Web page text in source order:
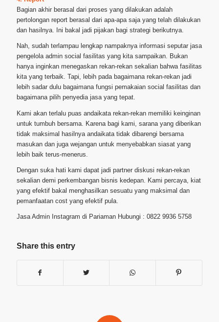
Bagian akhir berasal dari proses yang dilakukan adalah
pertolongan report berasal dari apa-apa saja yang telah dilakukan
dan hasilnya. Ini bakal jadi pijakan bagi strategi berikutnya.
Nah, sudah terlampau lengkap nampaknya informasi seputar jasa
pengelola admin social fasilitas yang kita sampaikan. Bukan
hanya inginkan menegaskan rekan-rekan sekalian bahwa fasilitas
kita yang terbaik. Tapi, lebih pada bagaimana rekan-rekan jadi
lebih sadar dulu bagaimana fungsi pemakaian social fasilitas dan
bagaimana pilih penyedia jasa yang tepat.
Kami akan terlalu puas andaikata rekan-rekan memiliki keinginan
untuk tumbuh bersama. Karena bagi kami, sarana yang diberikan
tidak maksimal hasilnya andaikata tidak dibarengi bersama
masukan dan juga wejangan untuk menyebabkan siasat yang
lebih baik terus-menerus.
Dengan suka hati kami dapat jadi partner diskusi rekan-rekan
sekalian demi perkembangan bisnis kedepan. Kami percaya, kiat
yang efektif bakal menghasilkan sesuatu yang maksimal dan
pemanfaatan cost yang efektif pula.
Jasa Admin Instagram di Pariaman Hubungi : 0822 9936 5758
Share this entry